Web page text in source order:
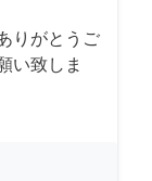
りがとうご
い致しま